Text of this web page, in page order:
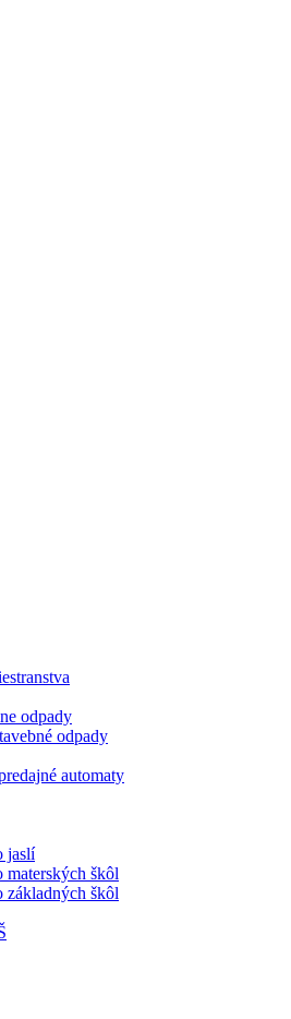
odpady
odpady
automaty
jaslí
materských škôl
základných škôl